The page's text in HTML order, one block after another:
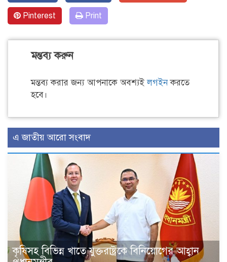
Pinterest Print
মন্তব্য করুন
মন্তব্য করার জন্য আপনাকে অবশ্যইলগইনকরতে
হবে।
এ জাতীয় আরো সংবাদ
কৃষিসহ বিভিন্ন খাতে যুক্তরাষ্ট্রকে বিনিয়োগের আহ্বান